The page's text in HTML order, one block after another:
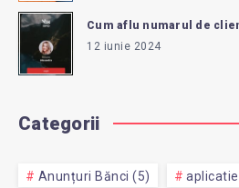
Cum aflu numarul de
12 iunie 2024
Categorii
Anunțuri Bănci (5)